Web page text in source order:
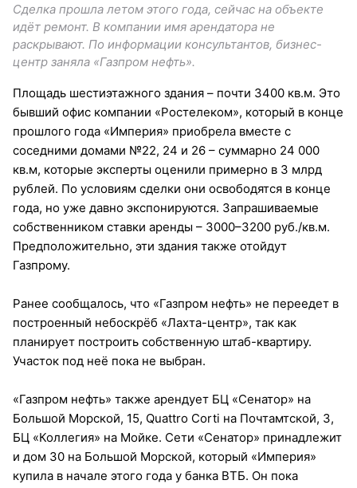
Сделка прошла летом этого года, сейчас на объекте
идёт ремонт. В компании имя арендатора не
раскрывают. По информации консультантов, бизнес-
центр заняла «Газпром нефть».
Площадь шестиэтажного здания – почти 3400 кв.м. Это
бывший офис компании «Ростелеком», который в конце
прошлого года «Империя» приобрела вместе с
соседними домами №22, 24 и 26 – суммарно 24 000
кв.м, которые эксперты оценили примерно в 3 млрд
рублей. По условиям сделки они освободятся в конце
года, но уже давно экспонируются. Запрашиваемые
собственником ставки аренды – 3000–3200 руб./кв.м.
Предположительно, эти здания также отойдут
Газпрому.
Ранее сообщалось, что «Газпром нефть» не переедет в
построенный небоскрёб «Лахта-центр», так как
планирует построить собственную штаб-квартиру.
Участок под неё пока не выбран.
«Газпром нефть» также арендует БЦ «Сенатор» на
Большой Морской, 15, Quattro Corti на Почтамтской, 3,
БЦ «Коллегия» на Мойке. Сети «Сенатор» принадлежит
и дом 30 на Большой Морской, который «Империя»
купила в начале этого года у банка ВТБ. Он пока